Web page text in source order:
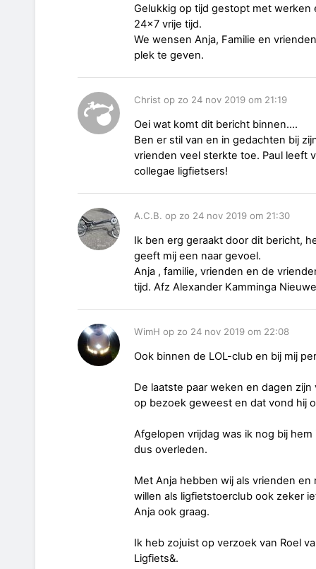
Gelukkig op tijd gestopt met
24x7 vrije tijd.
We wensen Anja, Familie en
plek te geven.
Christ op zo 24 nov 2019 om 21:19
Oei wat komt dit bericht binnen....
Ben er stil van en in gedachten bij
vrienden veel sterkte toe. Paul leeft
collegae ligfietsers!
A.C.B. op zo 24 nov 2019 om 21:30
Ik ben erg geraakt door dit bericht,
geeft mij een naar gevoel.
Anja , familie, vrienden en de
tijd. Afz Alexander Kamminga
WimH op zo 24 nov 2019 om 22:08
Ook binnen de LOL-club en bij mij
De laatste paar weken en dagen
op bezoek geweest en dat vond hij
Afgelopen vrijdag was ik nog bij
dus overleden.
Met Anja hebben wij als vrienden
willen als ligfietstoerclub ook zeker
Anja ook graag.
Ik heb zojuist op verzoek van Roel
Ligfiets&.